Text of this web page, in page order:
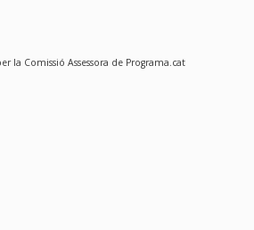
la Comissió Assessora de Programa.cat